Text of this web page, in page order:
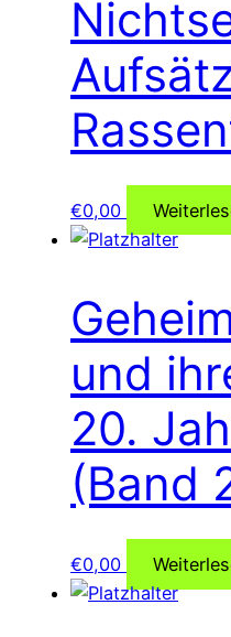
€0,00
und
20.
(Band
€0,00